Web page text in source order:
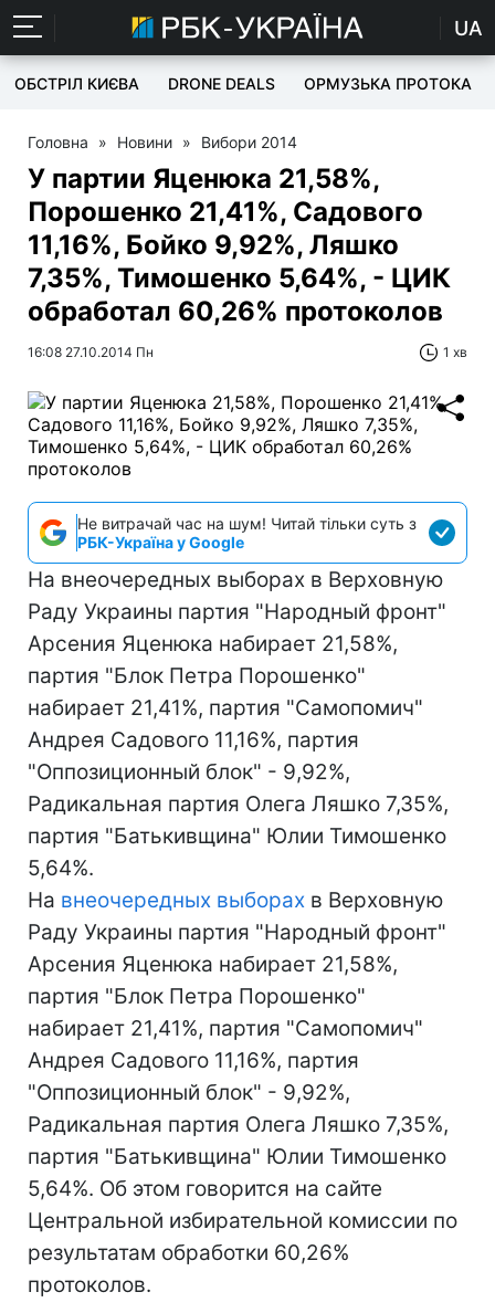
UA
ОБСТРІЛ КИЄВА DRONE DEALS ОРМУЗЬКА ПРОТОКА
Головна » Новини » Вибори 2014
У партии Яценюка 21,58%,
Порошенко 21,41%, Садового
11,16%, Бойко 9,92%, Ляшко
7,35%, Тимошенко 5,64%, - ЦИК
обработал 60,26% протоколов
16:08 27.10.2014 Пн 1 хв
Не витрачай час на шум! Читай тільки суть з
РБК-Україна у Google
На внеочередных выборах в Верховную
Раду Украины партия "Народный фронт"
Арсения Яценюка набирает 21,58%,
партия "Блок Петра Порошенко"
набирает 21,41%, партия "Самопомич"
Андрея Садового 11,16%, партия
"Оппозиционный блок" - 9,92%,
Радикальная партия Олега Ляшко 7,35%,
партия "Батькивщина" Юлии Тимошенко
5,64%.
На внеочередных выборах в Верховную
Раду Украины партия "Народный фронт"
Арсения Яценюка набирает 21,58%,
партия "Блок Петра Порошенко"
набирает 21,41%, партия "Самопомич"
Андрея Садового 11,16%, партия
"Оппозиционный блок" - 9,92%,
Радикальная партия Олега Ляшко 7,35%,
партия "Батькивщина" Юлии Тимошенко
5,64%. Об этом говорится на сайте
Центральной избирательной комиссии по
результатам обработки 60,26%
протоколов.